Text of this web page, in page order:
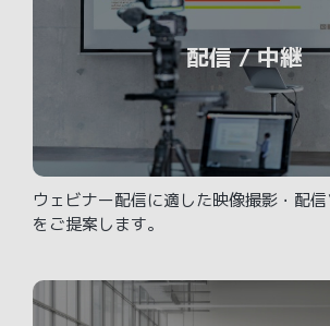
配信 / 中継
ウェビナー配信に適した映像撮影・配
をご提案します。